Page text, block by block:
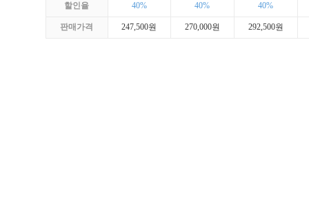
할인율 40% 40% 40%
판매가격 247,500원 270,000원 292,500원